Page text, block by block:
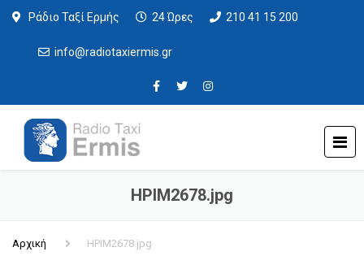
Ράδιο Ταξί Ερμής 24 Ώρες 210 41 15 200
info@radiotaxiermis.gr
HPIM2678.jpg
Αρχική HPIM2678.jpg